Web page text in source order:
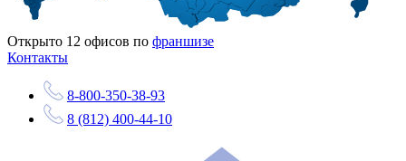
Открыто 12 офисов по франшизе
Контакты
8-800-350-38-93
8 (812) 400-44-10